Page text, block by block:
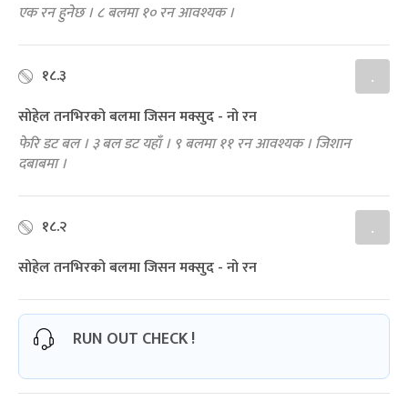
एक रन हुनेछ । ८ बलमा १० रन आवश्यक ।
१८.३ .
सोहेल तनभिरको बलमा जिसन मक्सुद - नो रन
फेरि डट बल । ३ बल डट यहाँ । ९ बलमा ११ रन आवश्यक । जिशान
दबाबमा ।
१८.२ .
सोहेल तनभिरको बलमा जिसन मक्सुद - नो रन
RUN OUT CHECK !